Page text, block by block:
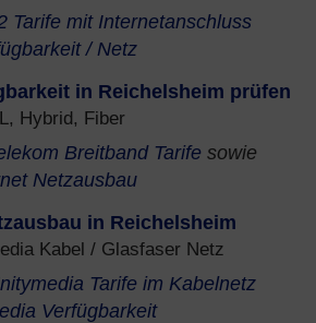
Tarife mit Internetanschluss
/ Netz
in Reichelsheim prüfen
Hybrid, Fiber
Breitband Tarife sowie
Netzausbau
in Reichelsheim
Kabel / Glasfaser Netz
Tarife im Kabelnetz
Verfügbarkeit